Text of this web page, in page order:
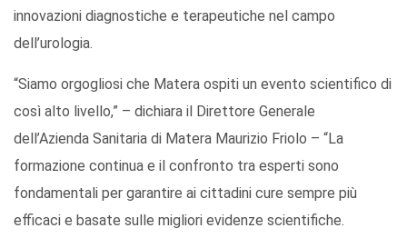
innovazioni diagnostiche e terapeutiche nel campo
dell’urologia.
“Siamo orgogliosi che Matera ospiti un evento scientifico di
così alto livello,” – dichiara il Direttore Generale
dell’Azienda Sanitaria di Matera Maurizio Friolo – “La
formazione continua e il confronto tra esperti sono
fondamentali per garantire ai cittadini cure sempre più
efficaci e basate sulle migliori evidenze scientifiche.